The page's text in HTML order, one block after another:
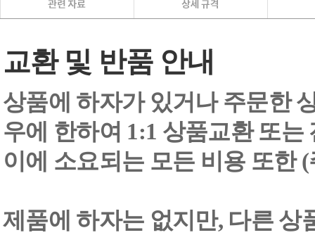
교환 및 반품 안내
상품에 하자가 있거나 주문한
우에 한하여 1:1 상품교환 또는
이에 소요되는 모든 비용 또한
제품에 하자는 없지만, 다른 상